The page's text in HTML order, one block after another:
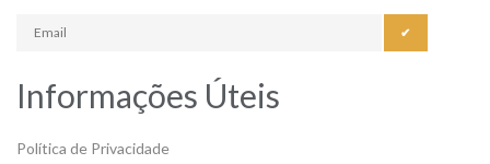
✔
Informações Úteis
Política de Privacidade